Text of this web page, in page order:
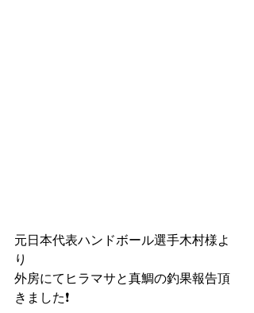
元日本代表ハンドボール選手木村様よ
り
外房にてヒラマサと真鯛の釣果報告頂
きました❗